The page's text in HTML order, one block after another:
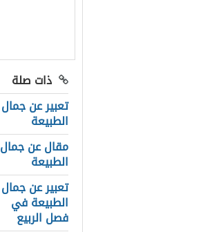
ذات صلة
تعبير عن جمال
الطبيعة
مقال عن جمال
الطبيعة
تعبير عن جمال
الطبيعة في
فصل الربيع